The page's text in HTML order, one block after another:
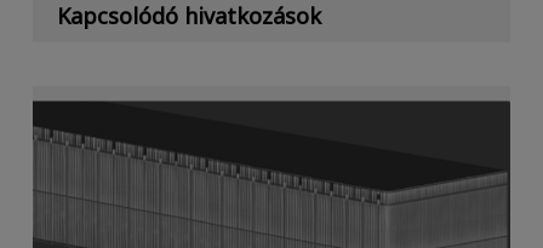
Kapcsolódó hivatkozások